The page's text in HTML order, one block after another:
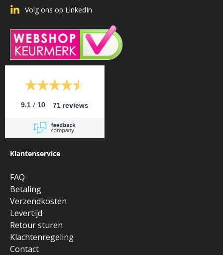
Volg ons op LinkedIn
9.1 / 10 71 reviews
Klantenservice
FAQ
Betaling
Verzendkosten
Levertijd
Retour sturen
Klachtenregeling
Contact